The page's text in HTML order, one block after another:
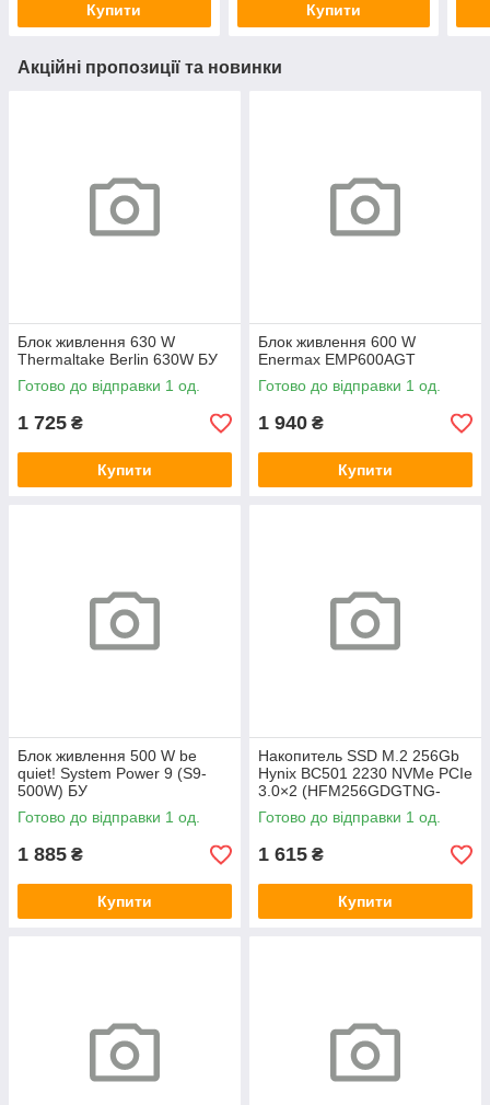
Купити Купити
Акційні пропозиції та новинки
Блок живлення 630 W
Thermaltake Berlin 630W БУ
Готово до відправки 1 од.
1 725 ₴
Купити
Блок живлення 600 W
Enermax EMP600AGT
Готово до відправки 1 од.
1 940 ₴
Купити
Блок живлення 500 W be
quiet! System Power 9 (S9-
500W) БУ
Готово до відправки 1 од.
1 885 ₴
Купити
Накопитель SSD M.2 256Gb
Hynix BC501 2230 NVMe PCIe
3.0×2 (HFM256GDGTNG-
83A0A) 800/1600 БУ
Готово до відправки 1 од.
1 615 ₴
Купити